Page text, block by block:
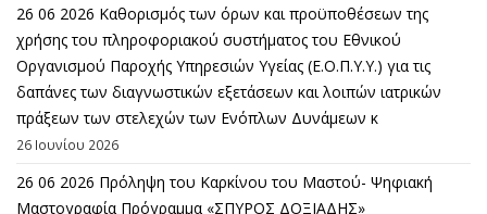
26 06 2026 Καθορισμός των όρων και προϋποθέσεων της
χρήσης του πληροφοριακού συστήματος του Εθνικού
Οργανισμού Παροχής Υπηρεσιών Υγείας (Ε.Ο.Π.Υ.Υ.) για τις
δαπάνες των διαγνωστικών εξετάσεων και λοιπών ιατρικών
πράξεων των στελεχών των Ενόπλων Δυνάμεων κ
26 Ιουνίου 2026
26 06 2026 Πρόληψη του Καρκίνου του Μαστού- Ψηφιακή
Μαστογραφία Πρόγραμμα «ΣΠΥΡΟΣ ΔΟΞΙΑΔΗΣ»